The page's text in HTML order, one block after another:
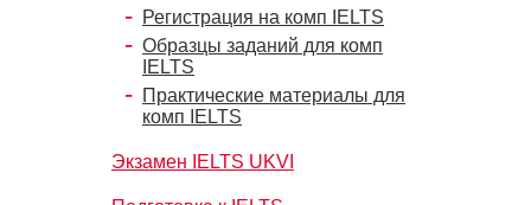
Регистрация на комп IELTS
Образцы заданий для комп
IELTS
Практические материалы для
комп IELTS
Экзамен IELTS UKVI